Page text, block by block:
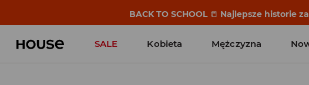
BACK TO SCHOOL 📒 Najlepsze historie
SALE Kobieta Mężczyzna